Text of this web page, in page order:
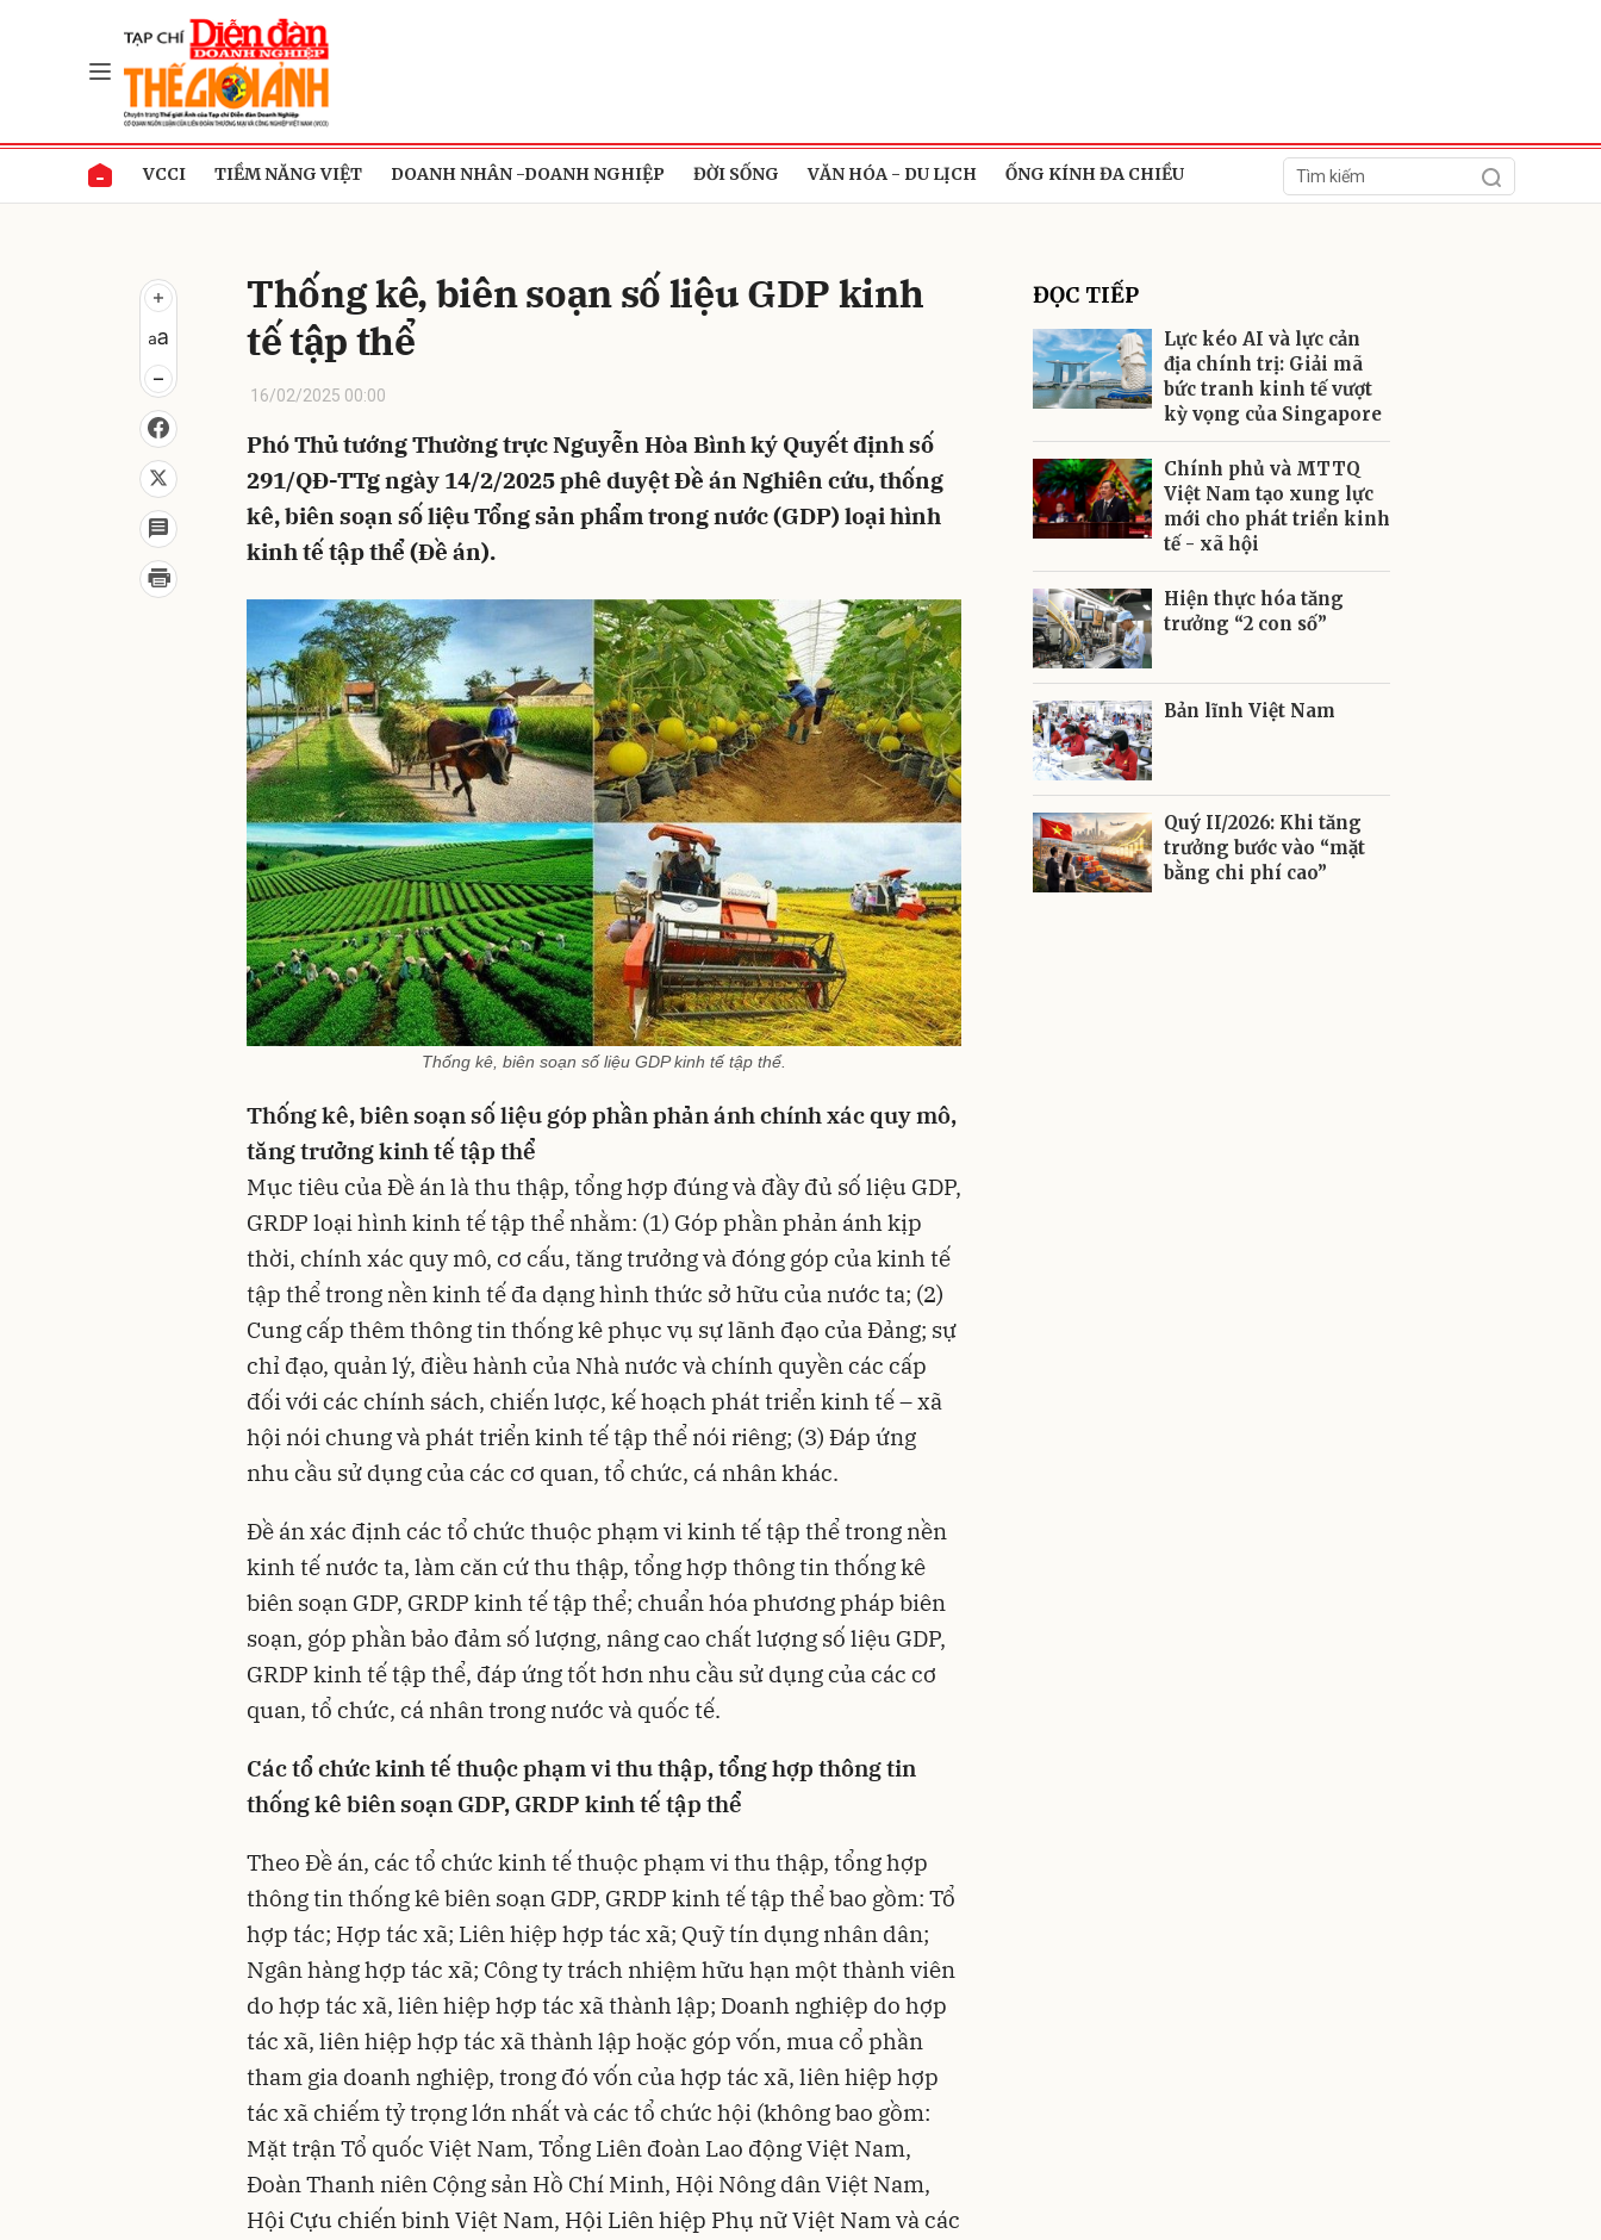
VCCI TIỀM NĂNG VIỆT DOANH NHÂN -DOANH NGHIỆP ĐỜI SỐNG VĂN HÓA - DU LỊCH ỐNG KÍNH ĐA CHIỀU
Thống kê, biên soạn số liệu GDP kinh
tế tập thể
16/02/2025 00:00
Phó Thủ tướng Thường trực Nguyễn Hòa Bình ký Quyết định số
291/QĐ-TTg ngày 14/2/2025 phê duyệt Đề án Nghiên cứu, thống
kê, biên soạn số liệu Tổng sản phẩm trong nước (GDP) loại hình
kinh tế tập thể (Đề án).
Thống kê, biên soạn số liệu GDP kinh tế tập thể.
Thống kê, biên soạn số liệu góp phần phản ánh chính xác quy mô,
tăng trưởng kinh tế tập thể
Mục tiêu của Đề án là thu thập, tổng hợp đúng và đầy đủ số liệu GDP,
GRDP loại hình kinh tế tập thể nhằm: (1) Góp phần phản ánh kịp
thời, chính xác quy mô, cơ cấu, tăng trưởng và đóng góp của kinh tế
tập thể trong nền kinh tế đa dạng hình thức sở hữu của nước ta; (2)
Cung cấp thêm thông tin thống kê phục vụ sự lãnh đạo của Đảng; sự
chỉ đạo, quản lý, điều hành của Nhà nước và chính quyền các cấp
đối với các chính sách, chiến lược, kế hoạch phát triển kinh tế – xã
hội nói chung và phát triển kinh tế tập thể nói riêng; (3) Đáp ứng
nhu cầu sử dụng của các cơ quan, tổ chức, cá nhân khác.
Đề án xác định các tổ chức thuộc phạm vi kinh tế tập thể trong nền
kinh tế nước ta, làm căn cứ thu thập, tổng hợp thông tin thống kê
biên soạn GDP, GRDP kinh tế tập thể; chuẩn hóa phương pháp biên
soạn, góp phần bảo đảm số lượng, nâng cao chất lượng số liệu GDP,
GRDP kinh tế tập thể, đáp ứng tốt hơn nhu cầu sử dụng của các cơ
quan, tổ chức, cá nhân trong nước và quốc tế.
Các tổ chức kinh tế thuộc phạm vi thu thập, tổng hợp thông tin
thống kê biên soạn GDP, GRDP kinh tế tập thể
Theo Đề án, các tổ chức kinh tế thuộc phạm vi thu thập, tổng hợp
thông tin thống kê biên soạn GDP, GRDP kinh tế tập thể bao gồm: Tổ
hợp tác; Hợp tác xã; Liên hiệp hợp tác xã; Quỹ tín dụng nhân dân;
Ngân hàng hợp tác xã; Công ty trách nhiệm hữu hạn một thành viên
do hợp tác xã, liên hiệp hợp tác xã thành lập; Doanh nghiệp do hợp
tác xã, liên hiệp hợp tác xã thành lập hoặc góp vốn, mua cổ phần
tham gia doanh nghiệp, trong đó vốn của hợp tác xã, liên hiệp hợp
tác xã chiếm tỷ trọng lớn nhất và các tổ chức hội (không bao gồm:
Mặt trận Tổ quốc Việt Nam, Tổng Liên đoàn Lao động Việt Nam,
Đoàn Thanh niên Cộng sản Hồ Chí Minh, Hội Nông dân Việt Nam,
Hội Cựu chiến binh Việt Nam, Hội Liên hiệp Phụ nữ Việt Nam và các
ĐỌC TIẾP
Lực kéo AI và lực cản
địa chính trị: Giải mã
bức tranh kinh tế vượt
kỳ vọng của Singapore
Chính phủ và MTTQ
Việt Nam tạo xung lực
mới cho phát triển kinh
tế - xã hội
Hiện thực hóa tăng
trưởng “2 con số”
Bản lĩnh Việt Nam
Quý II/2026: Khi tăng
trưởng bước vào “mặt
bằng chi phí cao”
Gửi